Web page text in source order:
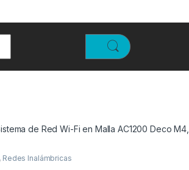
de Red Wi-Fi en Malla AC1200 Deco
, Redes Inalámbricas